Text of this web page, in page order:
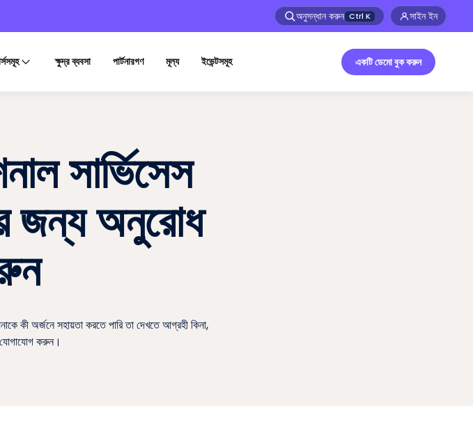
অনুসন্ধান করুন Ctrl K সাইন ইন
ক্ষুদ্র ব্যবসা পার্টনারগণ মূল্য ইভেন্টসমূহ একটি ডেমো বুক করুন
সার্ভিসেস
জন্য অনুরোধ
কী অর্জনে সহায়তা করতে পারি তা দেখতে আগ্রহী কিনা,
করুন।